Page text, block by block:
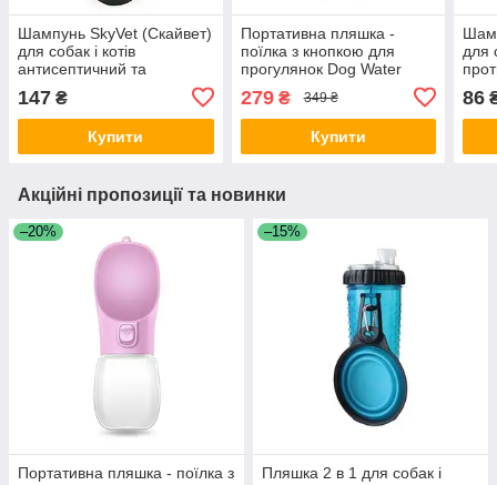
Шампунь SkyVet (Скайвет)
для собак і котів
антисептичний та
кетоконазолом 100 мл
147 ₴
Купити
Портативна пляшка -
поїлка з кнопкою для
прогулянок Dog Water
Bottle 300 мл для собак і
котів - рожева
279₴ 349 ₴
Купити
для
86
Акційні пропозиції та новинки
–20%
Портативна пляшка - поїлка з
–15%
Пляшка 2 в 1 для собак і